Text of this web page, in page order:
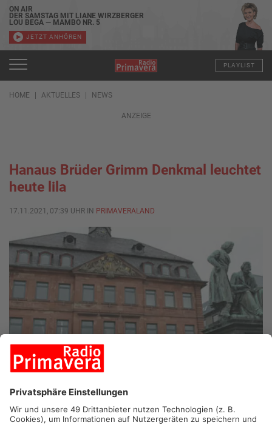
ON AIR
DER SAMSTAG MIT LIANE WIRZBERGER
LOU BEGA — MAMBO NR. 5
JETZT ANHÖREN
PLAYLIST
HOME AKTUELLES NEWS
ANZEIGE
Hanaus Brüder Grimm Denkmal leuchtet
heute lila
17.11.2021, 07:39 UHR IN PRIMAVERALAND